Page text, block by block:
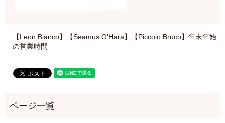
【Leon Bianco】【Seamus O’Hara】【Piccolo Bruco】年末年始
の営業時間